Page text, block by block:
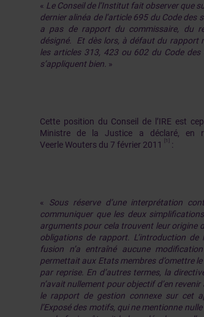
« Le Conseil de l’Institut fait observer que
dernier alinéa de l’article 695 du Code des
a pas de rapport du commissaire, du
désigné. Et dès lors, à défaut du rapport
les articles 313, 423 ou 602 du Code
s’appliquent bien. »
Cette position du Conseil de l’IRE est
Ministre de la Justice a déclaré, en
Veerle Wouters du 7 février 2011
:
« Sous réserve d’une interprétation
communiquer que les deux simplifications
arguments pour cela trouvent leur origine
obligations de rapport. L’introduction
fusion n’a entraîné aucune
permettait aux Etats membres d’omettre
par reprise. En d’autres termes, la
n’avait nullement pour objectif d’en
le rapport de gestion connexe sur cet
l’Exposé des motifs, qui ne mentionne